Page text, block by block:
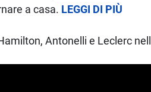
a casa. LEGGI DI PIÙ
Antonelli e Leclerc